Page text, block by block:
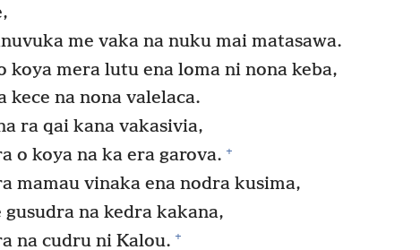
me vaka na nuku mai matasawa.
koya mera lutu ena loma ni nona keba,
kece na nona valelaca.
ra qai kana vakasivia,
o koya na ka era garova. +
mamau vinaka ena nodra kusima,
gusudra na kedra kakana,
na cudru ni Kalou. +